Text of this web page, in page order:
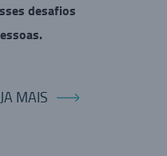
desafios
MAIS